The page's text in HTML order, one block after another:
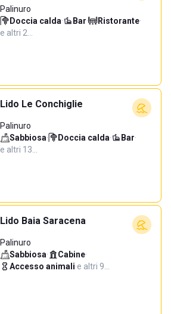
Palinuro
Doccia calda· Bar· Ristorante·
e altri 2…
Lido Le Conchiglie
Palinuro
Sabbiosa· Doccia calda· Bar·
e altri 13…
Lido Baia Saracena
Palinuro
Sabbiosa· Cabine·
Accesso animali·e altri 9…